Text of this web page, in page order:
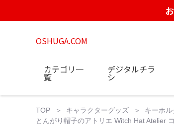
OSHUGA.COM
カテゴリ一
覧
デジタルチラ
シ
TOP キャラクターグッズ
キーホ
とんがり帽子のアトリエ Witch Hat Atelier